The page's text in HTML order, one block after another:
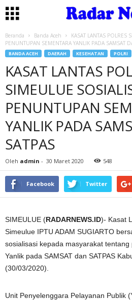
Beranda Banda Aceh
KASAT LANTAS POLRES
PENUNTUPAN SEMENTARA YANLIK PADA SAMSAT
BANDA ACEH DAERAH KESEHATAN POLRI
KASAT LANTAS
SIMEULUE
PENUNTUPAN
YANLIK PADA
SATPAS
Oleh admin - 30 Maret 2020 548
Facebook Twitter
SIMEULUE (RADARNEWS.ID)- Kasat
Simeulue IPTU ADAM SUGIARTO
sosialisasi kepada masyarakat
Yanlik pada SAMSAT dan SATPAS
(30/03/2020).
Unit Penyelenggara Pelayanan Publik